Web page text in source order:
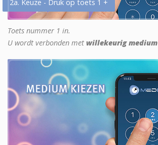
2a. Keuze - Druk op toets 1 +
Toets nummer 1 in.
U wordt verbonden met willekeurig medium